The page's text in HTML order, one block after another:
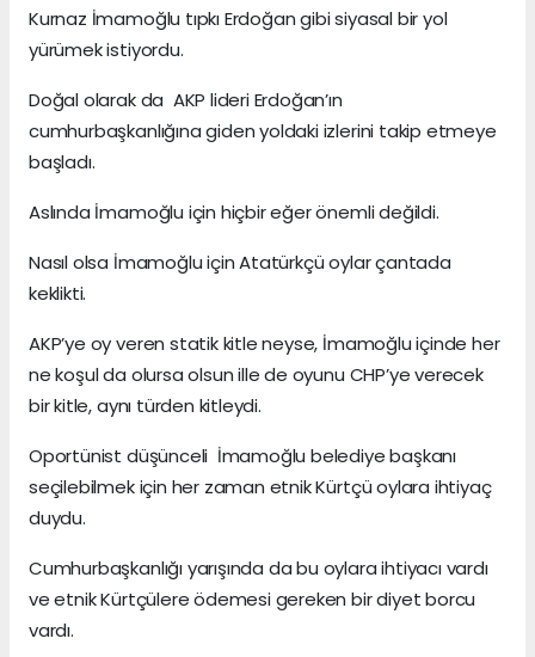
Kurnaz İmamoğlu tıpkı Erdoğan gibi siyasal bir yol
yürümek istiyordu.
Doğal olarak da AKP lideri Erdoğan’ın
cumhurbaşkanlığına giden yoldaki izlerini takip etmeye
başladı.
Aslında İmamoğlu için hiçbir eğer önemli değildi.
Nasıl olsa İmamoğlu için Atatürkçü oylar çantada
keklikti.
AKP’ye oy veren statik kitle neyse, İmamoğlu içinde her
ne koşul da olursa olsun ille de oyunu CHP’ye verecek
bir kitle, aynı türden kitleydi.
Oportünist düşünceli İmamoğlu belediye başkanı
seçilebilmek için her zaman etnik Kürtçü oylara ihtiyaç
duydu.
Cumhurbaşkanlığı yarışında da bu oylara ihtiyacı vardı
ve etnik Kürtçülere ödemesi gereken bir diyet borcu
vardı.